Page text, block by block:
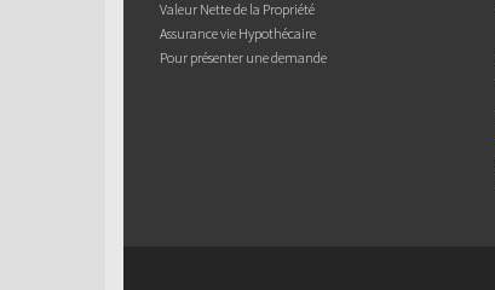
Valeur Nette de la Propriété
Assurance vie Hypothécaire
Pour présenter une demande